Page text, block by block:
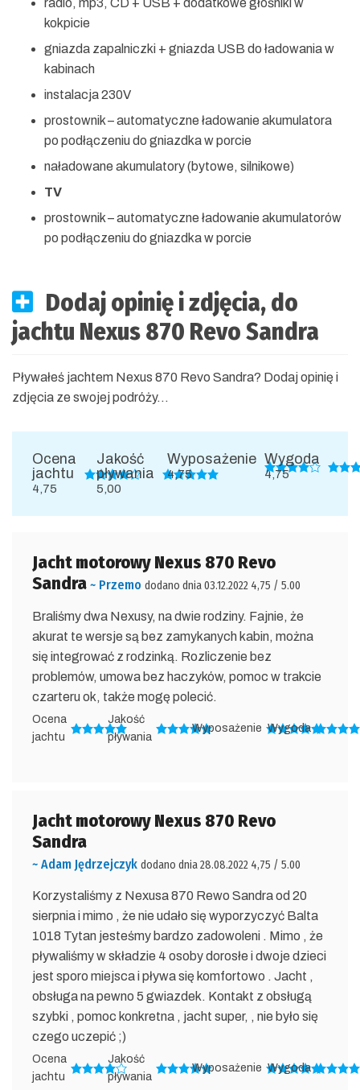
radio, mp3, CD + USB + dodatkowe głośniki w
kokpicie
gniazda zapalniczki + gniazda USB do ładowania w
kabinach
instalacja 230V
prostownik – automatyczne ładowanie akumulatora
po podłączeniu do gniazdka w porcie
naładowane akumulatory (bytowe, silnikowe)
TV
prostownik – automatyczne ładowanie akumulatorów
po podłączeniu do gniazdka w porcie
Dodaj opinię i zdjęcia, do
jachtu Nexus 870 Revo Sandra
Pływałeś jachtem Nexus 870 Revo Sandra? Dodaj opinię i
zdjęcia ze swojej podróży...
Ocena
jachtu
4,75
Jakość
pływania
5,00
Wyposażenie
4,75
Wygoda
4,75
Jacht motorowy Nexus 870 Revo
Sandra ~ Przemo dodano dnia 03.12.2022 4,75 / 5.00
Braliśmy dwa Nexusy, na dwie rodziny. Fajnie, że
akurat te wersje są bez zamykanych kabin, można
się integrować z rodzinką. Rozliczenie bez
problemów, umowa bez haczyków, pomoc w trakcie
czarteru ok, także mogę polecić.
Ocena
jachtu
Jakość
pływania
Wyposażenie Wygoda
Jacht motorowy Nexus 870 Revo
Sandra
~ Adam Jędrzejczyk dodano dnia 28.08.2022 4,75 / 5.00
Korzystaliśmy z Nexusa 870 Rewo Sandra od 20
sierpnia i mimo , że nie udało się wyporzyczyć Balta
1018 Tytan jesteśmy bardzo zadowoleni . Mimo , że
pływaliśmy w składzie 4 osoby dorosłe i dwoje dzieci
jest sporo miejsca i pływa się komfortowo . Jacht ,
obsługa na pewno 5 gwiazdek. Kontakt z obsługą
szybki , pomoc konkretna , jacht super, , nie było się
czego uczepić ;)
Ocena
jachtu
Jakość
pływania
Wyposażenie Wygoda